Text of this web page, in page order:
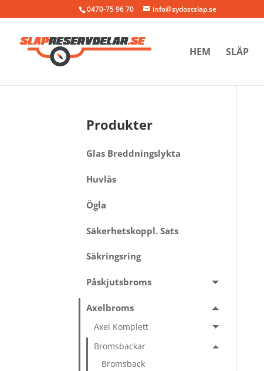
0470-75 96 70 info@sydostslap.se
HEM SLÄP
Produkter
Glas Breddningslykta
Huvlås
Ögla
Säkerhetskoppl. Sats
Säkringsring
Påskjutsbroms
Axelbroms
Axel Komplett
Bromsbackar
Bromsback